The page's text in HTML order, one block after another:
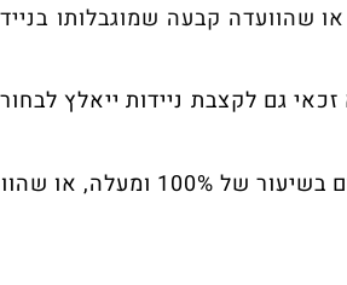
אושהוועדה קבעה שמוגבלותו
גם לקצבת ניידות ייאלץ
אם נקבע כי הוא זכאי לקצבת שירותים